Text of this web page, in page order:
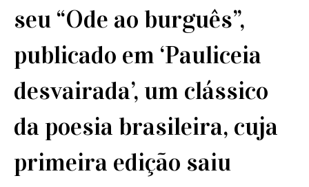
seu “Ode ao burguês”,
publicado em ‘Pauliceia
desvairada’, um clássico
da poesia brasileira, cuja
primeira edição saiu